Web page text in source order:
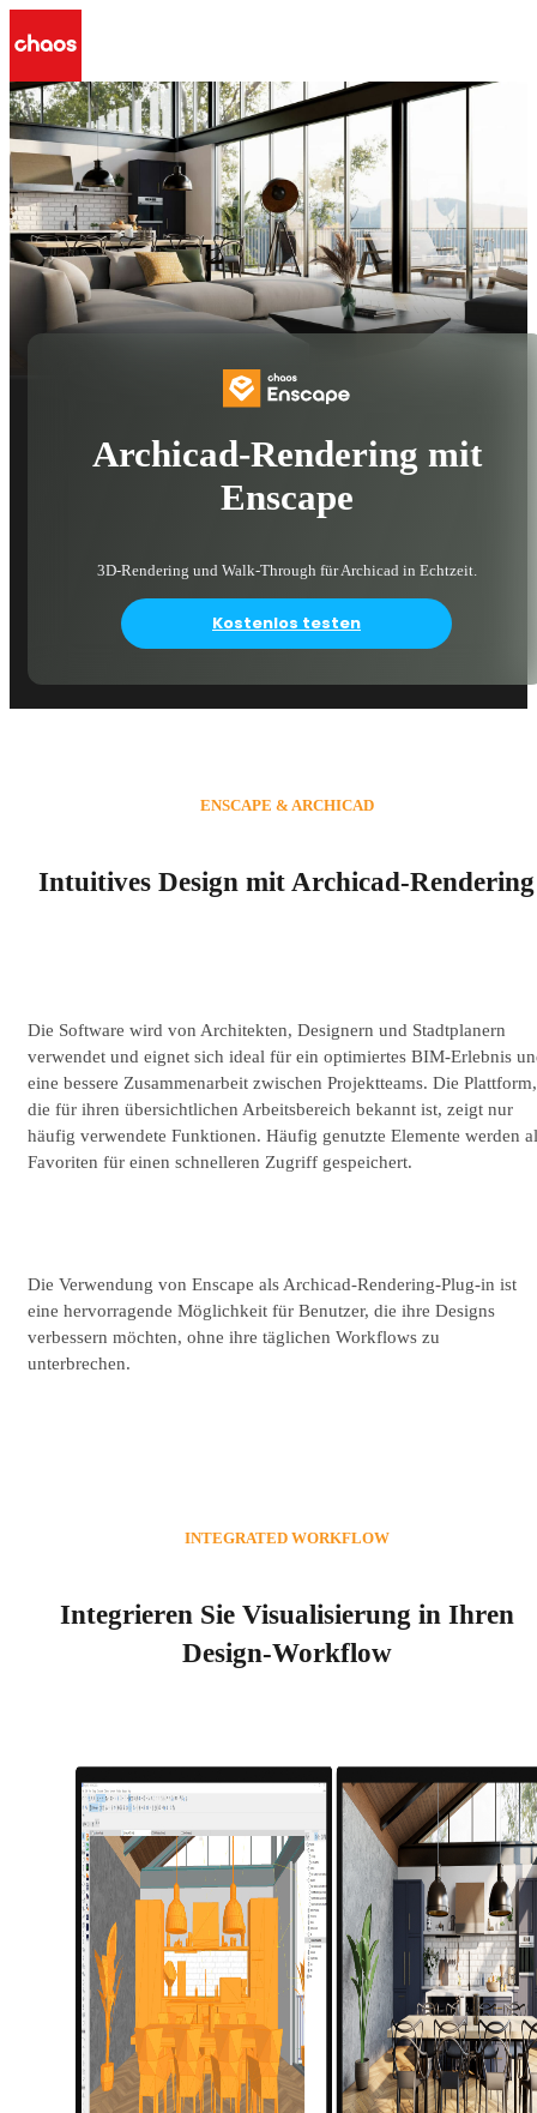
Archicad-Rendering mit
Enscape
3D-Rendering und Walk-Through für Archicad in Echtzeit.
Kostenlos testen
Intuitives Design mit Archicad-Rendering
ENSCAPE & ARCHICAD
Die Software wird von Architekten, Designern und Stadtplanern
verwendet und eignet sich ideal für ein optimiertes BIM-Erlebnis
eine bessere Zusammenarbeit zwischen Projektteams. Die Plattform,
die für ihren übersichtlichen Arbeitsbereich bekannt ist, zeigt nur
häufig verwendete Funktionen. Häufig genutzte Elemente werden
Favoriten für einen schnelleren Zugriff gespeichert.
Die Verwendung von Enscape als Archicad-Rendering-Plug-in ist
eine hervorragende Möglichkeit für Benutzer, die ihre Designs
verbessern möchten, ohne ihre täglichen Workflows zu
unterbrechen.
Integrieren Sie Visualisierung in Ihren
Design-Workflow
INTEGRATED WORKFLOW